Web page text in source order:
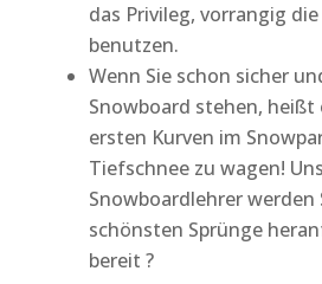
das Privileg, vorrangig
benutzen.
Wenn Sie schon sicher
Snowboard stehen, heißt
ersten Kurven im
Tiefschnee zu wagen!
Snowboardlehrer werden
schönsten Sprünge
bereit ?